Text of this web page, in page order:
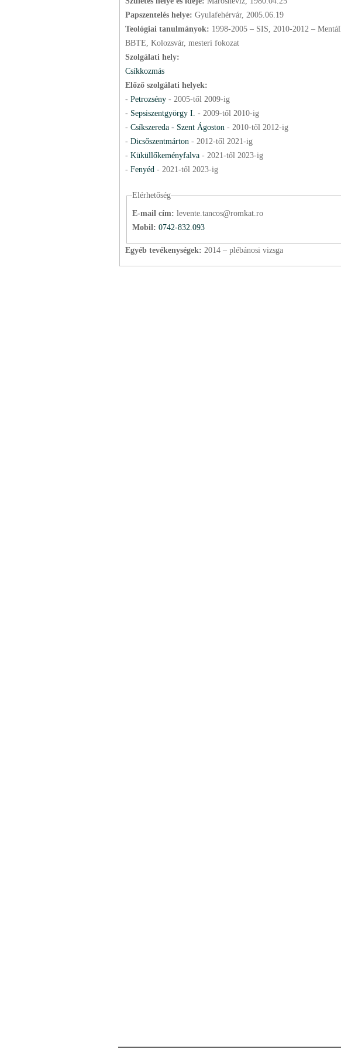
Papszentelés helye: Gyulafehérvár, 2005.06.19
Teológiai tanulmányok: 1998-2005 – SIS, 2010-2012 – Mentálhigiénés képzés, 2018 –
BBTE, Kolozsvár, mesteri fokozat
Szolgálati hely:
Csíkkozmás
Előző szolgálati helyek:
- Petrozsény - 2005-től 2009-ig
- Sepsiszentgyörgy I. - 2009-től 2010-ig
- Csíkszereda - Szent Ágoston - 2010-től 2012-ig
- Dicsőszentmárton - 2012-től 2021-ig
- Küküllőkeményfalva- 2021-től 2023-ig
- Fenyéd - 2021-től 2023-ig
Elérhetőség
E-mail cím: levente.tancos@romkat.ro
Mobil: 0742-832.093
Egyéb tevékenységek: 2014 – plébánosi vizsga